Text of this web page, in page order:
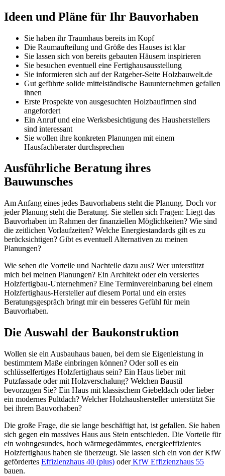
Ideen und Pläne für Ihr Bauvorhaben
Sie haben ihr Traumhaus bereits im Kopf
Die Raumaufteilung und Größe des Hauses ist klar
Sie lassen sich von bereits gebauten Häusern inspirieren
Sie besuchen eventuell eine Fertighausausstellung
Sie informieren sich auf der Ratgeber-Seite Holzbauwelt.de
Gut geführte solide mittelständische Bauunternehmen gefallen
ihnen
Erste Prospekte von ausgesuchten Holzbaufirmen sind
angefordert
Ein Anruf und eine Werksbesichtigung des Hausherstellers
sind interessant
Sie wollen ihre konkreten Planungen mit einem
Hausfachberater durchsprechen
Ausführliche Beratung ihres
Bauwunsches
Am Anfang eines jedes Bauvorhabens steht die Planung. Doch vor
jeder Planung steht die Beratung. Sie stellen sich Fragen: Liegt das
Bauvorhaben im Rahmen der finanziellen Möglichkeiten? Wie sind
die zeitlichen Vorlaufzeiten? Welche Energiestandards gilt es zu
berücksichtigen? Gibt es eventuell Alternativen zu meinen
Planungen?
Wie sehen die Vorteile und Nachteile dazu aus? Wer unterstützt
mich bei meinen Planungen? Ein Architekt oder ein versiertes
Holzfertigbau-Unternehmen? Eine Terminvereinbarung bei einem
Holzfertighaus-Hersteller auf diesem Portal und ein erstes
Beratungsgespräch bringt mir ein besseres Gefühl für mein
Bauvorhaben.
Die Auswahl der Baukonstruktion
Wollen sie ein Ausbauhaus bauen, bei dem sie Eigenleistung in
bestimmtem Maße einbringen können? Oder soll es ein
schlüsselfertiges Holzfertighaus sein? Ein Haus lieber mit
Putzfassade oder mit Holzverschalung? Welchen Baustil
bevorzugen Sie? Ein Haus mit klassischem Giebeldach oder lieber
ein modernes Pultdach? Welcher Holzhaushersteller unterstützt Sie
bei ihrem Bauvorhaben?
Die große Frage, die sie lange beschäftigt hat, ist gefallen. Sie haben
sich gegen ein massives Haus aus Stein entschieden. Die Vorteile für
ein wohngesundes, hoch wärmegedämmtes, energieeffizientes
Holzfertighaus haben sie überzeugt. Sie lassen sich ein von der KfW
gefördertes Effizienzhaus 40 (plus) oderKfW Effizienzhaus 55
bauen.